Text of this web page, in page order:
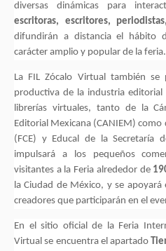
diversas dinámicas para
escritoras, escritores,
difundirán a distancia el hábito
carácter amplio y popular de la feria.
La FIL Zócalo Virtual también
productiva de la industria
librerías virtuales, tanto de la
Editorial Mexicana (CANIEM)
(FCE) y Educal de la Secretaría
impulsará a los pequeños
visitantes a la Feria alrededor de
la Ciudad de México, y se
creadores que participarán en el
En el sitio oficial de la Feria
Virtual se encuentra el apartado